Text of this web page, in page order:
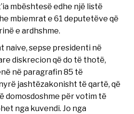
mbështesë edhe një listë
mbiemrat e 61 deputetëve që
e ardhshme.
naive, sepse presidenti në
diskrecion që do të thotë,
në paragrafin 85 të
jashtëzakonisht të qartë, që
domosdoshme për votim të
nga kuvendi. Jo nga